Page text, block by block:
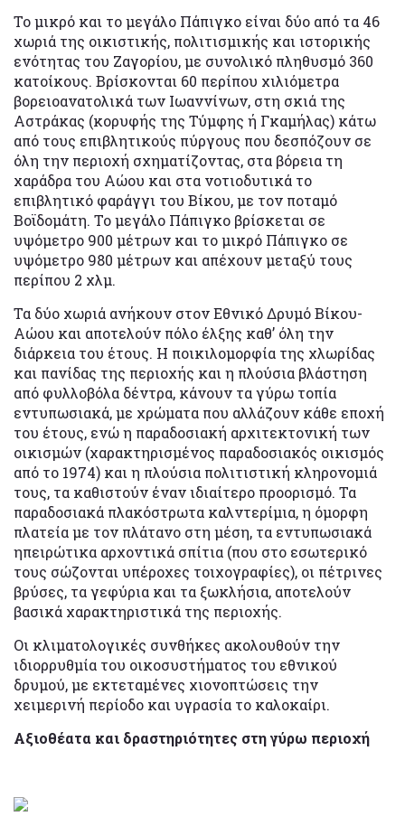
To μικρό και το μεγάλο Πάπιγκο είναι δύο από τα 46
χωριά της οικιστικής, πολιτισμικής και ιστορικής
ενότητας του Ζαγορίου, με συνολικό πληθυσμό 360
κατοίκους. Βρίσκονται 60 περίπου χιλιόμετρα
βορειοανατολικά των Ιωαννίνων, στη σκιά της
Αστράκας (κορυφής της Τύμφης ή Γκαμήλας) κάτω
από τους επιβλητικούς πύργους που δεσπόζουν σε
όλη την περιοχή σχηματίζοντας, στα βόρεια τη
χαράδρα του Αώου και στα νοτιοδυτικά το
επιβλητικό φαράγγι του Βίκου, με τον ποταμό
Βοϊδομάτη. Το μεγάλο Πάπιγκο βρίσκεται σε
υψόμετρο 900 μέτρων και το μικρό Πάπιγκο σε
υψόμετρο 980 μέτρων και απέχουν μεταξύ τους
περίπου 2 χλμ.
Τα δύο χωριά ανήκουν στον Εθνικό Δρυμό Βίκου-
Αώου και αποτελούν πόλο έλξης καθ’ όλη την
διάρκεια του έτους. Η ποικιλομορφία της χλωρίδας
και πανίδας της περιοχής και η πλούσια βλάστηση
από φυλλοβόλα δέντρα, κάνουν τα γύρω τοπία
εντυπωσιακά, με χρώματα που αλλάζουν κάθε εποχή
του έτους, ενώ η παραδοσιακή αρχιτεκτονική των
οικισμών (χαρακτηρισμένος παραδοσιακός οικισμός
από το 1974) και η πλούσια πολιτιστική κληρονομιά
τους, τα καθιστούν έναν ιδιαίτερο προορισμό. Τα
παραδοσιακά πλακόστρωτα καλντερίμια, η όμορφη
πλατεία με τον πλάτανο στη μέση, τα εντυπωσιακά
ηπειρώτικα αρχοντικά σπίτια (που στο εσωτερικό
τους σώζονται υπέροχες τοιχογραφίες), οι πέτρινες
βρύσες, τα γεφύρια και τα ξωκλήσια, αποτελούν
βασικά χαρακτηριστικά της περιοχής.
Οι κλιματολογικές συνθήκες ακολουθούν την
ιδιορρυθμία του οικοσυστήματος του εθνικού
δρυμού, με εκτεταμένες χιονοπτώσεις την
χειμερινή περίοδο και υγρασία το καλοκαίρι.
Αξιοθέατα και δραστηριότητες στη γύρω περιοχή